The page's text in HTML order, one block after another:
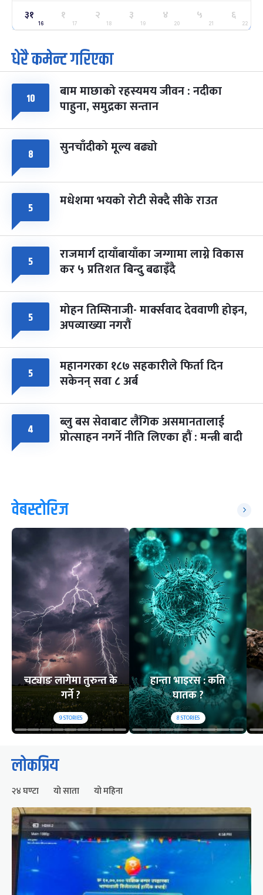
२५
मंगल
ग्याल्पो ल्होसार
फाल्गुन २५, २०८३ Mar 9, 2027
७ महिना बाँकी
७
आइत
पूर्णिमा व्रत
चैत्र ७, २०८३-Mar 21, 2027
८ फागुपूर्णिमा
चैत्र ८, २०८३-Mar 22, 2027
७ महिना बाँकी
३१
16
१
17
२
18
३
19
४
20
५
21
६
22
धेरै कमेन्ट गरिएका
१० बाम माछाको रहस्यमय जीवन : नदीका
पाहुना, समुद्रका सन्तान
८ सुनचाँदीको मूल्य बढ्यो
५ मधेशमा भयको रोटी सेक्दै सीके राउत
५ राजमार्ग दायाँबायाँका जग्गामा लाग्ने विकास
कर ५ प्रतिशत बिन्दु बढाइँदै
५ मोहन तिम्सिनाजी- मार्क्सवाद देववाणी होइन,
अपव्याख्या नगरौं
५ महानगरका १८७ सहकारीले फिर्ता दिन
सकेनन् सवा ८ अर्ब
४ ब्लु बस सेवाबाट लैंगिक असमानतालाई
प्रोत्साहन नगर्ने नीति लिएका हौं : मन्त्री बादी
वेबस्टोरिज
चट्याङ लागेमा तुरुन्त के
गर्ने ?
9STORIES
हान्ता भाइरस : कति
घातक ?
8STORIES
लोकप्रिय
२४ घण्टा यो साता यो महिना